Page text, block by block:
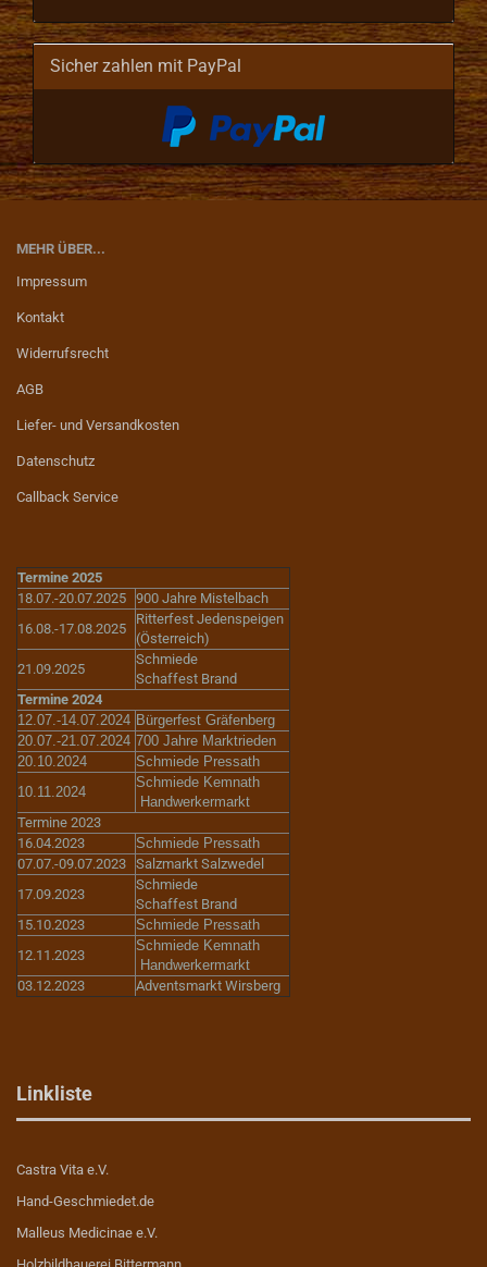
Sicher zahlen mit PayPal
MEHR ÜBER...
Impressum
Kontakt
Widerrufsrecht
AGB
Liefer- und Versandkosten
Datenschutz
Callback Service
Termine 2025
18.07.-20.07.2025 900 Jahre Mistelbach
16.08.-17.08.2025
Ritterfest Jedenspeigen
(Österreich)
21.09.2025
Schmiede
Schaffest Brand
Termine 2024
12.07.-14.07.2024 Bürgerfest Gräfenberg
20.07.-21.07.2024 700 Jahre Marktrieden
20.10.2024
Schmiede Pressath
10.11.2024
Schmiede Kemnath
Handwerkermarkt
Termine 2023
16.04.2023
Schmiede Pressath
07.07.-09.07.2023 Salzmarkt Salzwedel
17.09.2023
Schmiede
Schaffest Brand
15.10.2023
Schmiede Pressath
12.11.2023
Schmiede Kemnath
Handwerkermarkt
03.12.2023
Adventsmarkt Wirsberg
Linkliste
Castra Vita e.V.
Hand-Geschmiedet.de
Malleus Medicinae e.V.